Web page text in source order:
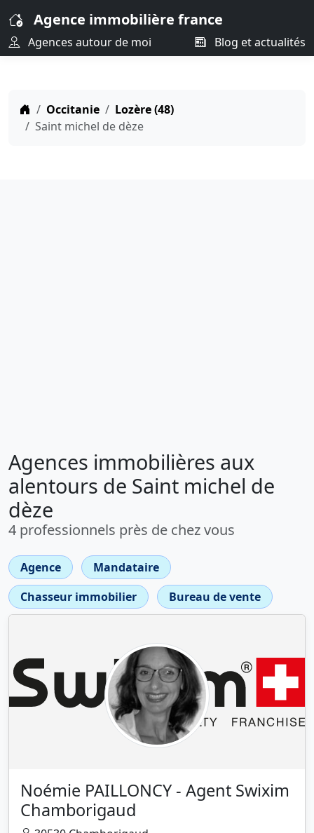
Agence immobilière france
Agences autour de moi Blog et actualités
Occitanie
Lozère (48)
Saint michel de dèze
Agences immobilières aux
alentours de Saint michel de
dèze
4 professionnels près de chez vous
Agence
Mandataire
Chasseur immobilier
Bureau de vente
Noémie PAILLONCY - Agent Swixim
Chamborigaud